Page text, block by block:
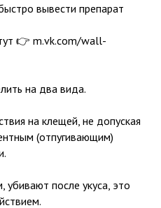
вывести препарат
👉 m.vk.com/wall-
на два вида.
на клещей, не допуская
(отпугивающим)
после укуса, это